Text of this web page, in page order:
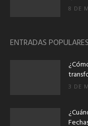
8 DE
ENTRADAS POPULARES
3 DE